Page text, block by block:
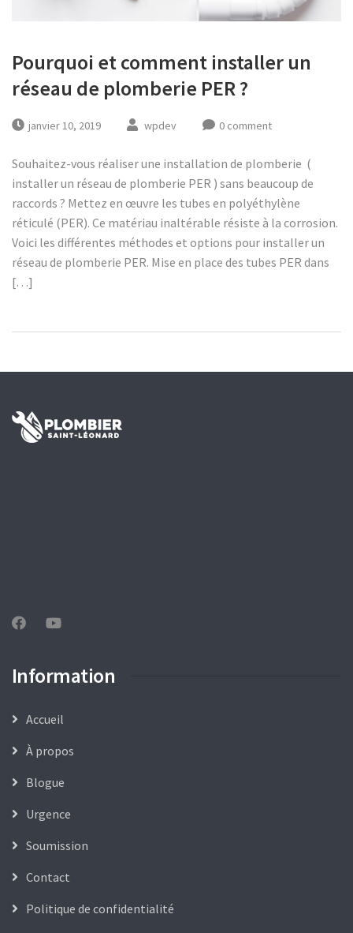
Pourquoi et comment installer un
réseau de plomberie PER ?
janvier 10, 2019 wpdev 0 comment
Souhaitez-vous réaliser une installation de plomberie (
installer un réseau de plomberie PER ) sans beaucoup de
raccords ? Mettez en œuvre les tubes en polyéthylène
réticulé (PER). Ce matériau inaltérable résiste à la corrosion.
Voici les différentes méthodes et options pour installer un
réseau de plomberie PER. Mise en place des tubes PER dans
[…]
Information
Accueil
À propos
Blogue
Urgence
Soumission
Contact
Politique de confidentialité